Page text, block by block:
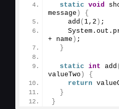
static void
message )
{
add ( 1, 2 ) ;
    System.
out .
+ name ) ;
}
static int add
valueTwo )
{
return
}
}